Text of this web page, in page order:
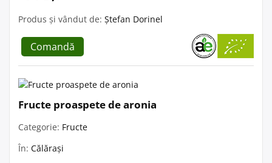
Produs și vândut de: Ștefan Dorinel
Comandă
Fructe proaspete de aronia
Categorie: Fructe
În: Călărași